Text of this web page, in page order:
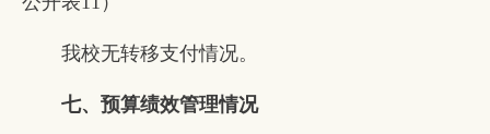
我校无转移支付情况。
七、预算绩效管理情况